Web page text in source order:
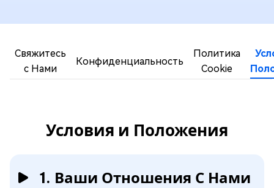
Свяжитесь
с Нами
Конфиденциальность
Политика
Cookie
Условия и Положения
1. Ваши Отношения С Нами